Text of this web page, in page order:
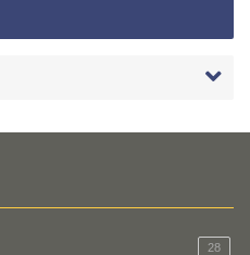
28